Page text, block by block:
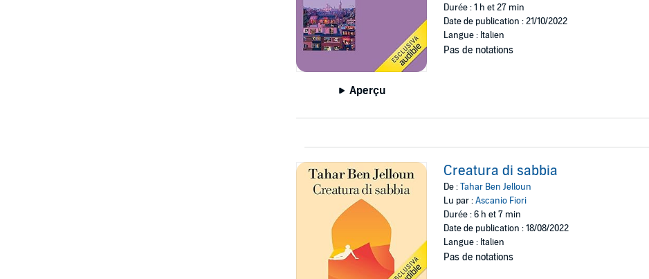
Aperçu
Durée : 1 h et 27 min
Date de publication : 21/10/2022
Langue : Italien
Pas de notations
Creatura di sabbia
De :Tahar Ben Jelloun
Lu par :Ascanio Fiori
Durée : 6 h et 7 min
Date de publication : 18/08/2022
Langue : Italien
Pas de notations